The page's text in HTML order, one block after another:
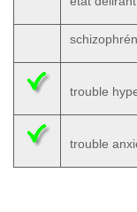
trouble
trouble